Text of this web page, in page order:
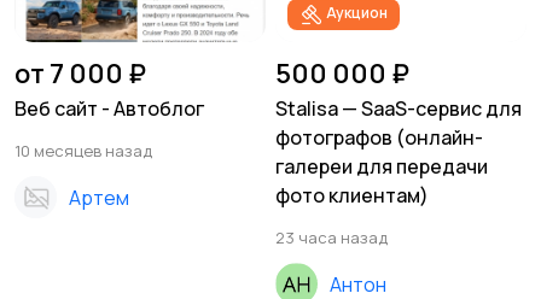
от 7 000 ₽
Веб сайт - Автоблог
10 месяцев назад
Артем
Аукцион
500 000 ₽
Stalisa — SaaS-сервис для
фотографов (онлайн-
галереи для передачи
фото клиентам)
23 часа назад
Антон